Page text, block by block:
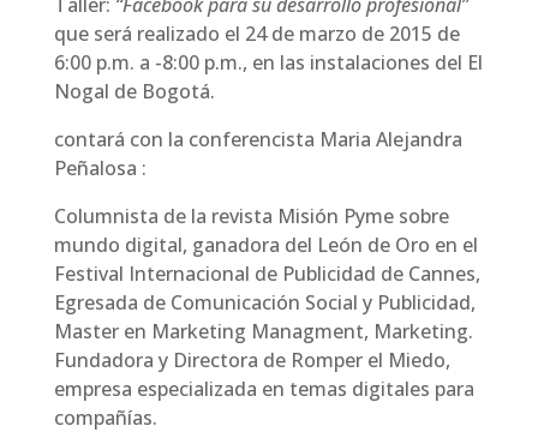
que será realizado el 24 de marzo de 2015 de
6:00 p.m. a -8:00 p.m., en las instalaciones del El
Nogal de Bogotá.
contará con la conferencista Maria Alejandra
Peñalosa :
Columnista de la revista Misión Pyme sobre
mundo digital, ganadora del León de Oro en el
Festival Internacional de Publicidad de Cannes,
Egresada de Comunicación Social y Publicidad,
Master en Marketing Managment, Marketing.
Fundadora y Directora de Romper el Miedo,
empresa especializada en temas digitales para
compañías.